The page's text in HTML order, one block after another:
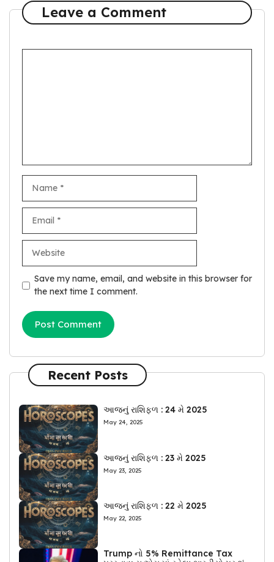
Leave a Comment
Save my name, email, and website in this browser for
the next time I comment.
Recent Posts
આજનું રાશિફળ : 24 મે 2025
May 24, 2025
આજનું રાશિફળ : 23 મે 2025
May 23, 2025
આજનું રાશિફળ : 22 મે 2025
May 22, 2025
Trump નો 5% Remittance Tax